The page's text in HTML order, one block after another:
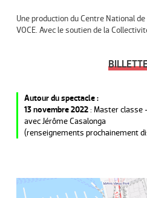
Une production du Centre National
VOCE. Avec le soutien de la
Autour du spectacle :
13 novembre 2022: Master classe
avec Jérôme Casalonga
(renseignements prochainement